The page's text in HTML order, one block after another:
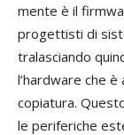
mente è il
progettisti di
tralasciando
l’hardware che
copiatura.
le periferiche